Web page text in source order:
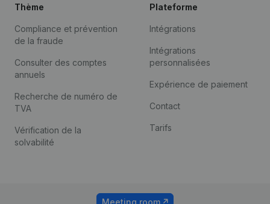
Thème
Compliance et prévention
de la fraude
Consulter des comptes
annuels
Recherche de numéro de
TVA
Vérification de la
solvabilité
Plateforme
Intégrations
Intégrations
personnalisées
Expérience de paiement
Contact
Tarifs
Meeting room